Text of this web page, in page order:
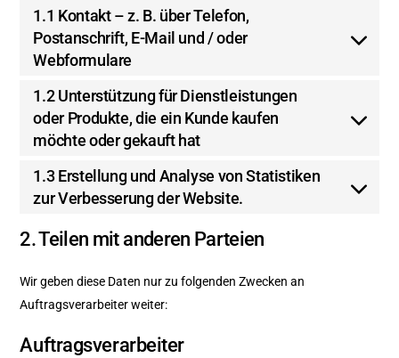
1.1 Kontakt – z. B. über Telefon,
Postanschrift, E-Mail und / oder
Webformulare
1.2 Unterstützung für Dienstleistungen
oder Produkte, die ein Kunde kaufen
möchte oder gekauft hat
1.3 Erstellung und Analyse von Statistiken
zur Verbesserung der Website.
2. Teilen mit anderen Parteien
Wir geben diese Daten nur zu folgenden Zwecken an
Auftragsverarbeiter weiter:
Auftragsverarbeiter